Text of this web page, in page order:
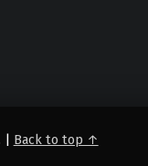
Back to top ↑